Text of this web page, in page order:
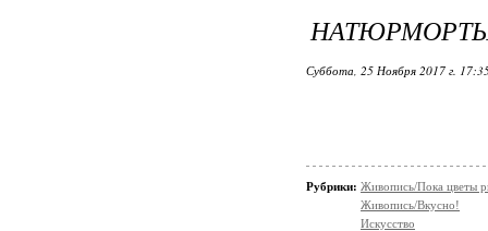
НАТЮРМОРТЫ
Суббота, 25 Ноября 2017 г.
Рубрики: Живопись/Пока цветы
Живопись/Вкусно!
Искусство